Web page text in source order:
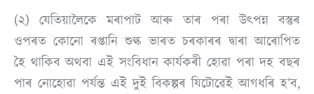
(২) যেতিয়ালৈকে মৰাপাট আৰু তাৰ পৰা উত্পন্ন বস্তুৰ
ওপৰত কোনো ৰপ্তানি শুল্ক ভাৰত চৰকাৰৰ দ্বাৰা আৰোপিত
হৈ থাকিব অথবা এই সংবিধান কাৰ্যকৰী হোৱা পৰা দহ বছৰ
পাৰ নোহোৱা পৰ্যন্ত এই দুই বিকল্পৰ যিটোৱেই আগধৰি হ’ব,